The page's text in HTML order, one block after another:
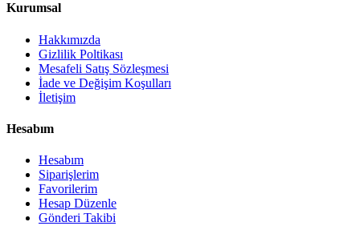
Kurumsal
Hakkımızda
Gizlilik Poltikası
Mesafeli Satış Sözleşmesi
İade ve Değişim Koşulları
İletişim
Hesabım
Hesabım
Siparişlerim
Favorilerim
Hesap Düzenle
Gönderi Takibi